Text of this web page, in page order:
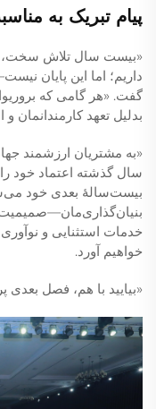
پیام تبریک به
«بیست سال تلاش سخت،
داریم؛ اما این پایان
گفت. «هر گامی که
بدلیل تعهد کارمندانمان
«به مشتریان ارزشمند
سال گذشته اعتماد خود
بیست‌سالهٔ بعدی خود
خدمات استثنایی و
خواهیم آورد.
«بیایید با هم، فصل بعدی